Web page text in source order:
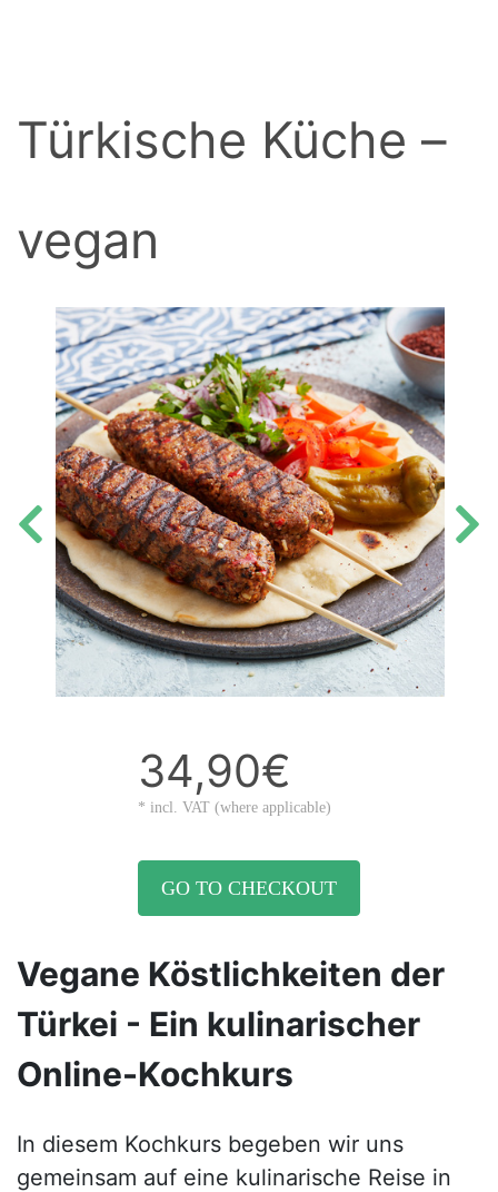
Türkische Küche –
vegan
34,90€
* incl. VAT (where applicable)
GO TO CHECKOUT
Vegane Köstlichkeiten der
Türkei - Ein kulinarischer
Online-Kochkurs
In diesem Kochkurs begeben wir uns
gemeinsam auf eine kulinarische Reise in